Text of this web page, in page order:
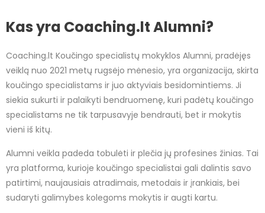
Kas yra Coaching.lt Alumni?
Coaching.lt Koučingo specialistų mokyklos Alumni, pradėjęs
veiklą nuo 2021 metų rugsėjo mėnesio, yra organizacija, skirta
koučingo specialistams ir juo aktyviais besidomintiems. Ji
siekia sukurti ir palaikyti bendruomenę, kuri padėtų koučingo
specialistams ne tik tarpusavyje bendrauti, bet ir mokytis
vieni iš kitų.
Alumni veikla padeda tobulėti ir plečia jų profesines žinias. Tai
yra platforma, kurioje koučingo specialistai gali dalintis savo
patirtimi, naujausiais atradimais, metodais ir įrankiais, bei
sudaryti galimybes kolegoms mokytis ir augti kartu.